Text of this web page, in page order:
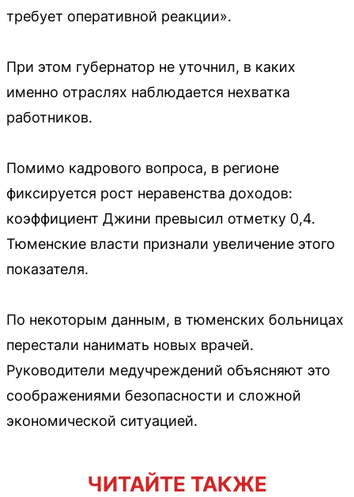
требует оперативной реакции».
При этом губернатор не уточнил, в каких
именно отраслях наблюдается нехватка
работников.
Помимо кадрового вопроса, в регионе
фиксируется рост неравенства доходов:
коэффициент Джини превысил отметку 0,4.
Тюменские власти признали увеличение этого
показателя.
По некоторым данным, в тюменских больницах
перестали нанимать новых врачей.
Руководители медучреждений объясняют это
соображениями безопасности и сложной
экономической ситуацией.
ЧИТАЙТЕ ТАКЖЕ